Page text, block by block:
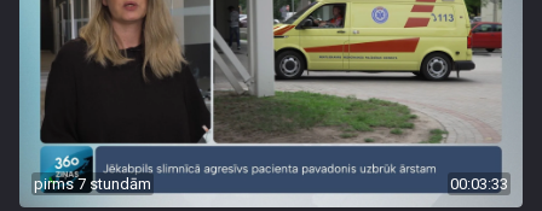
pirms 7 stundām 00:03:33